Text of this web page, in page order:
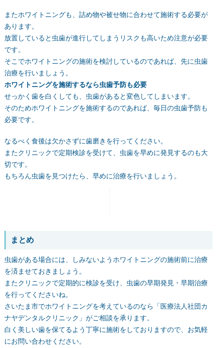
またホワイトニングも、詰め物や被せ物に合わせて施術する必要が
あります。
放置していると虫歯が進行してしまうリスクも高いため注意が必要
です。
そこでホワイトニングの施術を検討しているのであれば、先に虫歯
治療を行いましょう。
ホワイトニングを施術するなら虫歯予防も必要
せっかく歯を白くしても、虫歯があると変色してしまいます。
そのためホワイトニングを施術するのであれば、毎日の虫歯予防も
必要です。
なるべく食後は欠かさずに歯磨きを行ってください。
またクリニックで定期検診を受けて、虫歯を早めに発見するのも大
切です。
もちろん虫歯を見つけたら、早めに治療を行いましょう。
まとめ
虫歯がある場合には、しみないようホワイトニングの施術前に治療
を済ませておきましょう。
またクリニックで定期的に検診を受け、虫歯の早期発見・早期治療
を行ってくださいね。
さいたま市でホワイトニングを考えているのなら「医療法人社団カ
ナヤデンタルクリニック」がご相談を承ります。
白く美しい歯を保てるよう丁寧に施術をしておりますので、お気軽
にお問い合わせください。